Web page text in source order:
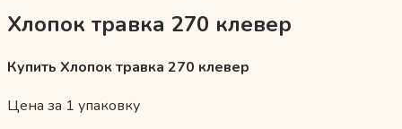
Хлопок травка 270 клевер
Купить Хлопок травка 270 клевер
Цена за 1 упаковку